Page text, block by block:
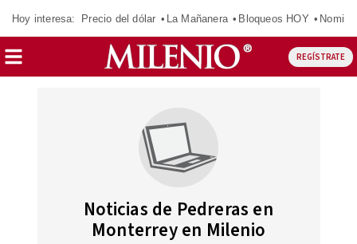
Hoy interesa: Precio del dólar La Mañanera Bloqueos HOY
REGÍSTRATE
Noticias de Pedreras en
Monterrey en Milenio